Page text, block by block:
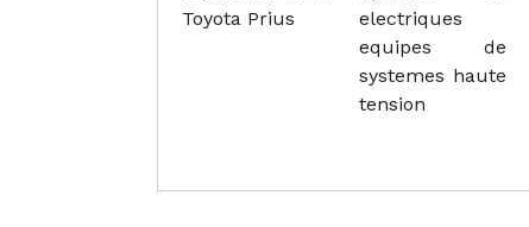
Toyota Prius
electriques
equipes de
systemes haute
tension